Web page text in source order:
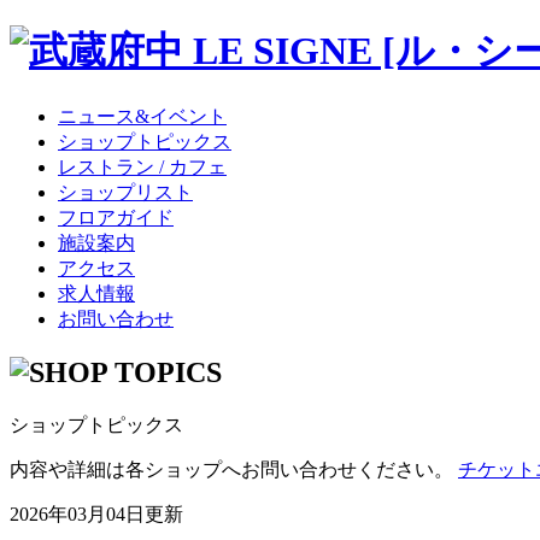
ニュース&イベント
ショップトピックス
レストラン / カフェ
ショップリスト
フロアガイド
施設案内
アクセス
求人情報
お問い合わせ
ショップトピックス
内容や詳細は各ショップへお問い合わせください。 チケット
2026年03月04日更新